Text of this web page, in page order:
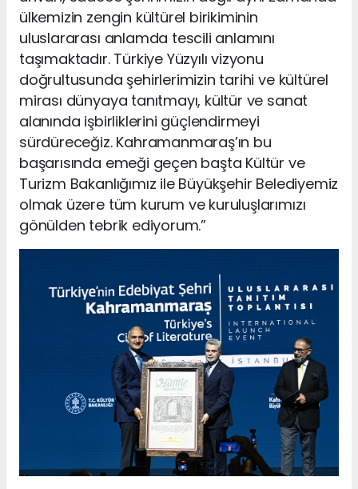
ülkemizin zengin kültürel birikiminin
uluslararası anlamda tescili anlamını
taşımaktadır. Türkiye Yüzyılı vizyonu
doğrultusunda şehirlerimizin tarihi ve kültürel
mirası dünyaya tanıtmayı, kültür ve sanat
alanında işbirliklerini güçlendirmeyi
sürdüreceğiz. Kahramanmaraş’ın bu
başarısında emeği geçen başta Kültür ve
Turizm Bakanlığımız ile Büyükşehir Belediyemiz
olmak üzere tüm kurum ve kuruluşlarımızı
gönülden tebrik ediyorum.”